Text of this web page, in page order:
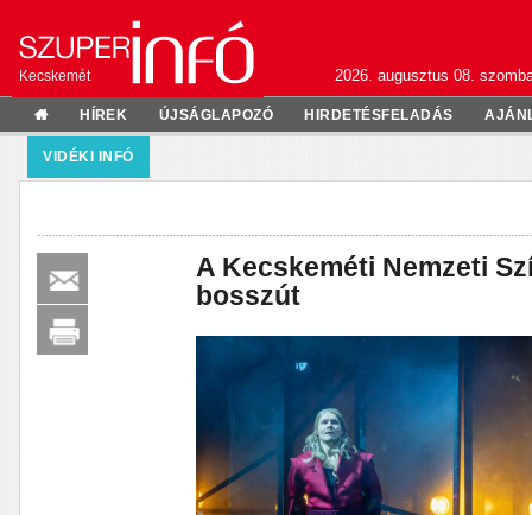
Kecskemét 2026. augusztus 08.
HÍREK ÚJSÁGLAPOZÓ HIRDETÉSFELADÁS
VIDÉKI INFÓ
A Kecskeméti Nemzeti
bosszút